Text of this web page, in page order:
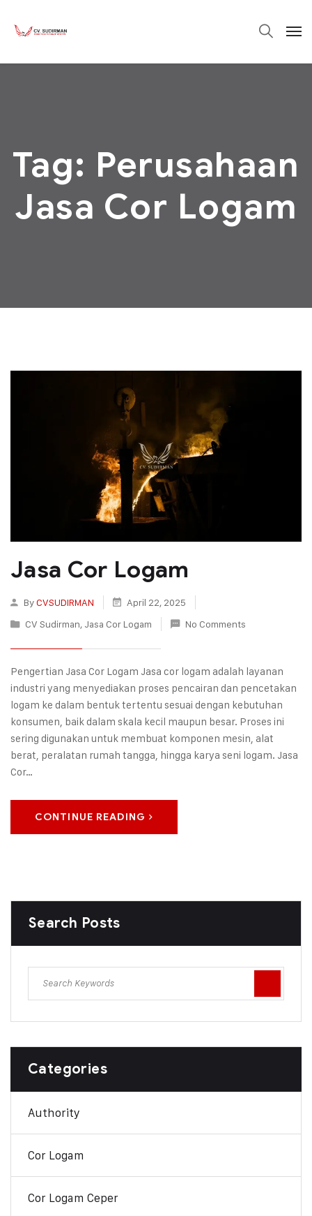
Tag: Perusahaan
Jasa Cor Logam
Jasa Cor Logam
ByCVSUDIRMAN
April 22, 2025
CV Sudirman, Jasa Cor Logam No Comments
Pengertian Jasa Cor Logam Jasa cor logam adalah layanan
industri yang menyediakan proses pencairan dan pencetakan
logam ke dalam bentuk tertentu sesuai dengan kebutuhan
konsumen, baik dalam skala kecil maupun besar. Proses ini
sering digunakan untuk membuat komponen mesin, alat
berat, peralatan rumah tangga, hingga karya seni logam. Jasa
Cor…
CONTINUE READING
Search Posts
Categories
Authority
Cor Logam
Cor Logam Ceper